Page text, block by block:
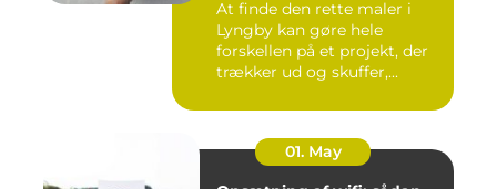
At finde den rette maler i
Lyngby kan gøre hele
forskellen på et projekt, der
trækker ud og skuffer,...
01. May